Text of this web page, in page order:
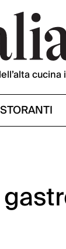
cucina